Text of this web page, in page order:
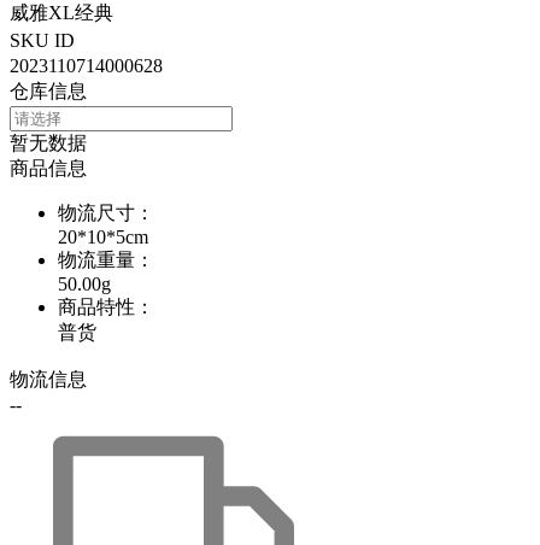
威雅XL经典
SKU ID
2023110714000628
仓库信息
暂无数据
商品信息
物流尺寸 ：
20*10*5cm
物流重量 ：
50.00g
商品特性 ：
普货
物流信息
--